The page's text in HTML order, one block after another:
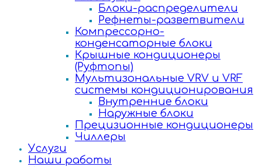
Блоки-распределители
Рефнеты-разветвители
Компрессорно-
конденсаторные блоки
Крышные кондиционеры
(Руфтопы)
Мультизональные VRV и VRF
системы кондиционирования
Внутренние блоки
Наружные блоки
Прецизионные кондиционеры
Чиллеры
Услуги
Наши работы